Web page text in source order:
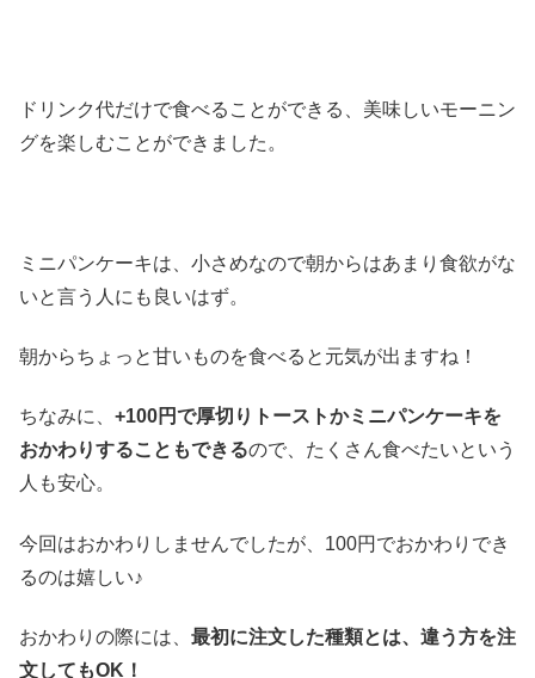
ドリンク代だけで食べることができる、美味しいモーニン
グを楽しむことができました。
ミニパンケーキは、小さめなので朝からはあまり食欲がな
いと言う人にも良いはず。
朝からちょっと甘いものを食べると元気が出ますね！
ちなみに、 +100円で厚切りトーストかミニパンケーキを
おかわりすることもできるので、たくさん食べたいという
人も安心。
今回はおかわりしませんでしたが、100円でおかわりでき
るのは嬉しい♪
おかわりの際には、 最初に注文した種類とは、違う方を注
文してもOK！